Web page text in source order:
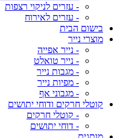
- עזרים לניקוי רצפות
- עזרים לאירוח
בישום הבית
מוצרי נייר
- נייר אפייה
- נייר טואלט
- מגבות נייר
- מפיות נייר
- מגבוני אף
קוטלי חרקים ודוחי יתושים
- קוטלי חרקים
- דוחי יתושים